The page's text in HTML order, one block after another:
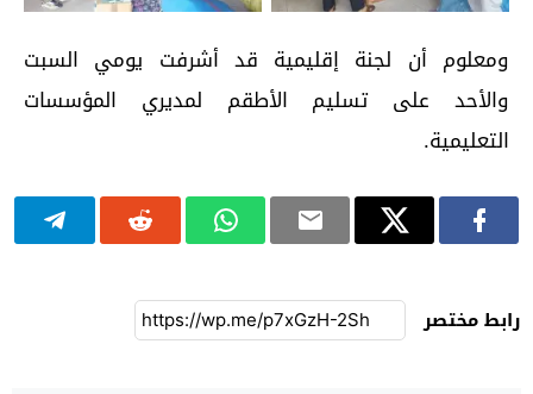
ومعلوم أن لجنة إقليمية قد أشرفت يومي السبت
والأحد على تسليم الأطقم لمديري المؤسسات
التعليمية.
رابط مختصر